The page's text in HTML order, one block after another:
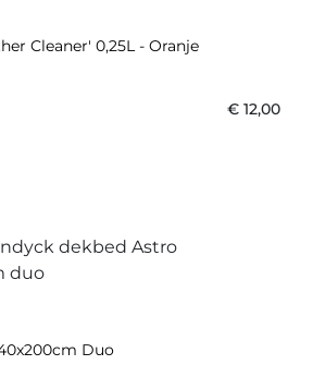
Cleaner' 0,25L - Oranje
€ 12,00
Duo